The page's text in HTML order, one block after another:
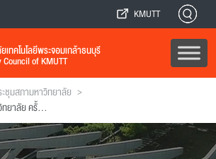
KMUTT
ทคโนโลยีพระจอมเกล้าธนบุรี
of KMUTT
ชุมสภามหาวิทยาลัย >
รายงานการประชุมสภามหาวิทยาลัย ครั้งที่ 11(8/2542)